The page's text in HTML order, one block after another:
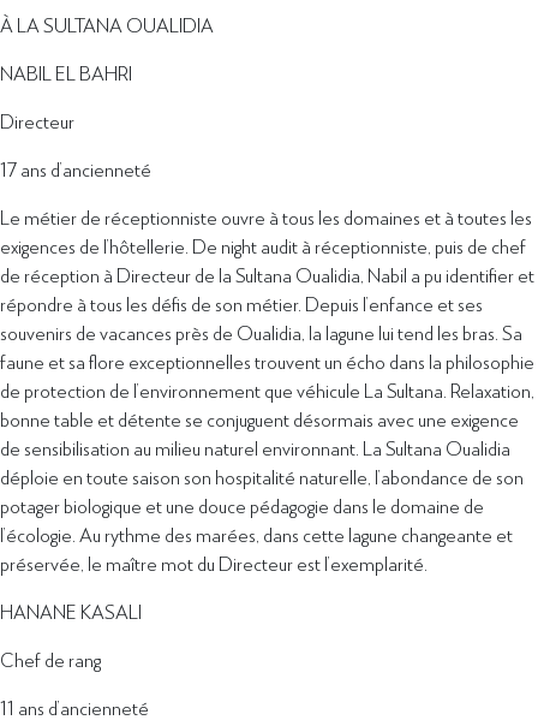
À LA SULTANA OUALIDIA
NABIL EL BAHRI
Directeur
17 ans d’ancienneté
Le métier de réceptionniste ouvre à tous les domaines et à toutes les
exigences de l’hôtellerie. De night audit à réceptionniste, puis de chef
de réception à Directeur de la Sultana Oualidia, Nabil a pu identifier et
répondre à tous les défis de son métier. Depuis l’enfance et ses
souvenirs de vacances près de Oualidia, la lagune lui tend les bras. Sa
faune et sa flore exceptionnelles trouvent un écho dans la philosophie
de protection de l’environnement que véhicule La Sultana. Relaxation,
bonne table et détente se conjuguent désormais avec une exigence
de sensibilisation au milieu naturel environnant. La Sultana Oualidia
déploie en toute saison son hospitalité naturelle, l’abondance de son
potager biologique et une douce pédagogie dans le domaine de
l’écologie. Au rythme des marées, dans cette lagune changeante et
préservée, le maître mot du Directeur est l’exemplarité.
HANANE KASALI
Chef de rang
11 ans d’ancienneté